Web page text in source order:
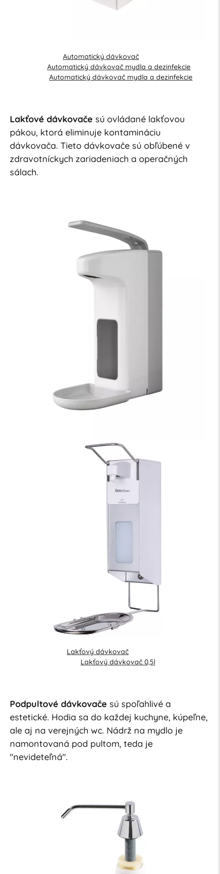
Automatický dávkovač
Automatický dávkovač mydla a dezinfekcie
Automatický dávkovač mydla a dezinfekcie
Lakťové dávkovače sú ovládané lakťovou
pákou, ktorá eliminuje kontamináciu
dávkovača. Tieto dávkovače sú obľúbené v
zdravotníckych zariadeniach a operačných
sálach.
Lakťový dávkovač
Lakťový dávkovač 0,5l
Podpultové dávkovače sú spoľahlivé a
estetické. Hodia sa do každej kuchyne, kúpeľne,
ale aj na verejných wc. Nádrž na mydlo je
namontovaná pod pultom, teda je
"nevideteľná".